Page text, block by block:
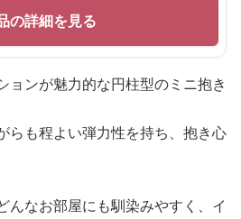
の詳細を見る
ョンが魅力的な円柱型のミニ抱き
らも程よい弾力性を持ち、抱き心
んなお部屋にも馴染みやすく、イ